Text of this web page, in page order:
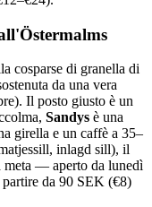
cosparse di granella di
da una vera
Il posto giusto è un
Sandys è una
girella e un caffè a 35–
inlagd sill), il
meta — aperto da lunedì
partire da 90 SEK (€8)